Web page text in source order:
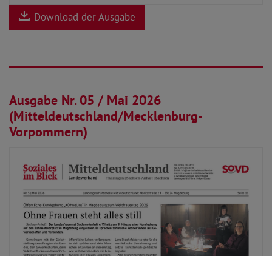
Download der Ausgabe
28.04.2026
Ausgabe Nr. 05 / Mai 2026
(Mitteldeutschland/Mecklenburg-
Vorpommern)